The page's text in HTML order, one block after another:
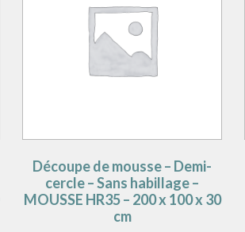
Découpe de mousse – Demi-
cercle – Sans habillage –
MOUSSE HR35 – 200 x 100 x 30
cm